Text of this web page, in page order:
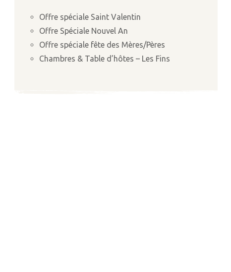
Offre spéciale Saint Valentin
Offre Spéciale Nouvel An
Offre spéciale fête des Mères/Pères
Chambres & Table d’hôtes – Les Fins